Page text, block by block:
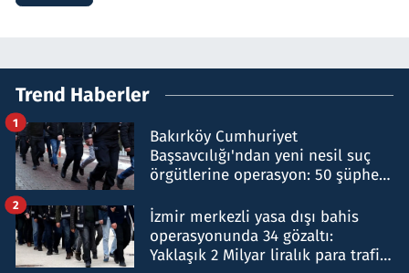
Trend Haberler
Bakırköy Cumhuriyet
Başsavcılığı'ndan yeni nesil suç
örgütlerine operasyon: 50 şüpheli
1
İzmir merkezli yasa dışı bahis
operasyonunda 34 gözaltı:
Yaklaşık 2 Milyar liralık para trafiği
2